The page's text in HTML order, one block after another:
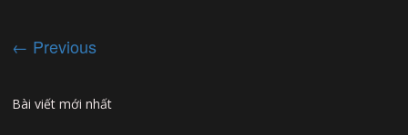
← Previous
Bài viết mới nhất